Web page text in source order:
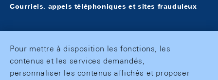
Courriels, appels téléphoniques et sites frauduleux
Pour mettre à disposition les fonctions, les
contenus et les services demandés,
personnaliser les contenus affichés et proposer